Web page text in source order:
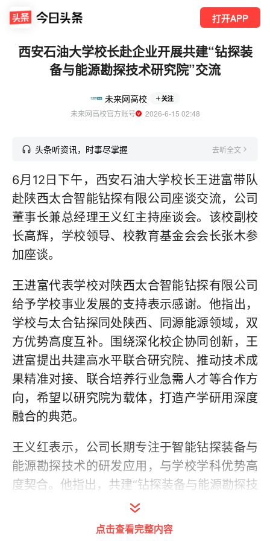
打开APP
西安石油大学校长赴企业开展共建“钻探装
备与能源勘探技术研究院”交流
未来网高校 关注
未来网高校官方账号
  2026-6-15 02:48
头条听资讯，时事尽掌握 去听全文
6月12日下午，西安石油大学校长王进富带队
赴陕西太合智能钻探有限公司座谈交流，公司
董事长兼总经理王义红主持座谈会。该校副校
长高辉，学校领导、校教育基金会会长张木参
加座谈。
王进富代表学校对陕西太合智能钻探有限公司
给予学校事业发展的支持表示感谢。他指出，
学校与太合钻探同处陕西、同源能源领域，双
方优势高度互补。围绕深化校企协同创新，王
进富提出共建高水平联合研究院、推动技术成
果精准对接、联合培养行业急需人才等合作方
向，希望以研究院为载体，打造产学研用深度
融合的典范。
王义红表示，公司长期专注于智能钻探装备与
能源勘探技术的研发应用，与学校学科优势高
度契合。他指出，共建“钻探装备与能源勘探技
术研究院”是推动行业技术进步、促进校企协同
创新的重要举措。公司愿与学校在关键技术攻
点击查看完整内容